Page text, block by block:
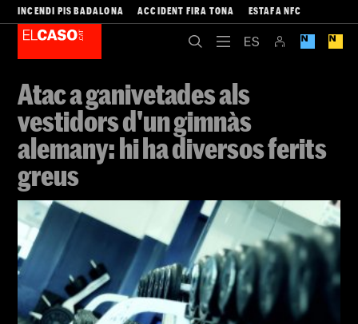
INCENDI PIS BADALONA ACCIDENT FIRA TONA ESTAFA NFC
Atac a ganivetades als
vestidors d'un gimnàs
alemany: hi ha diversos ferits
greus